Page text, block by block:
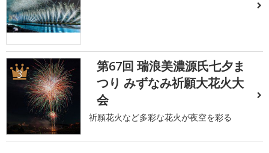
3
第67回 瑞浪美濃源氏七夕ま
つり みずなみ祈願大花火大
会
祈願花火など多彩な花火が夜空を彩る